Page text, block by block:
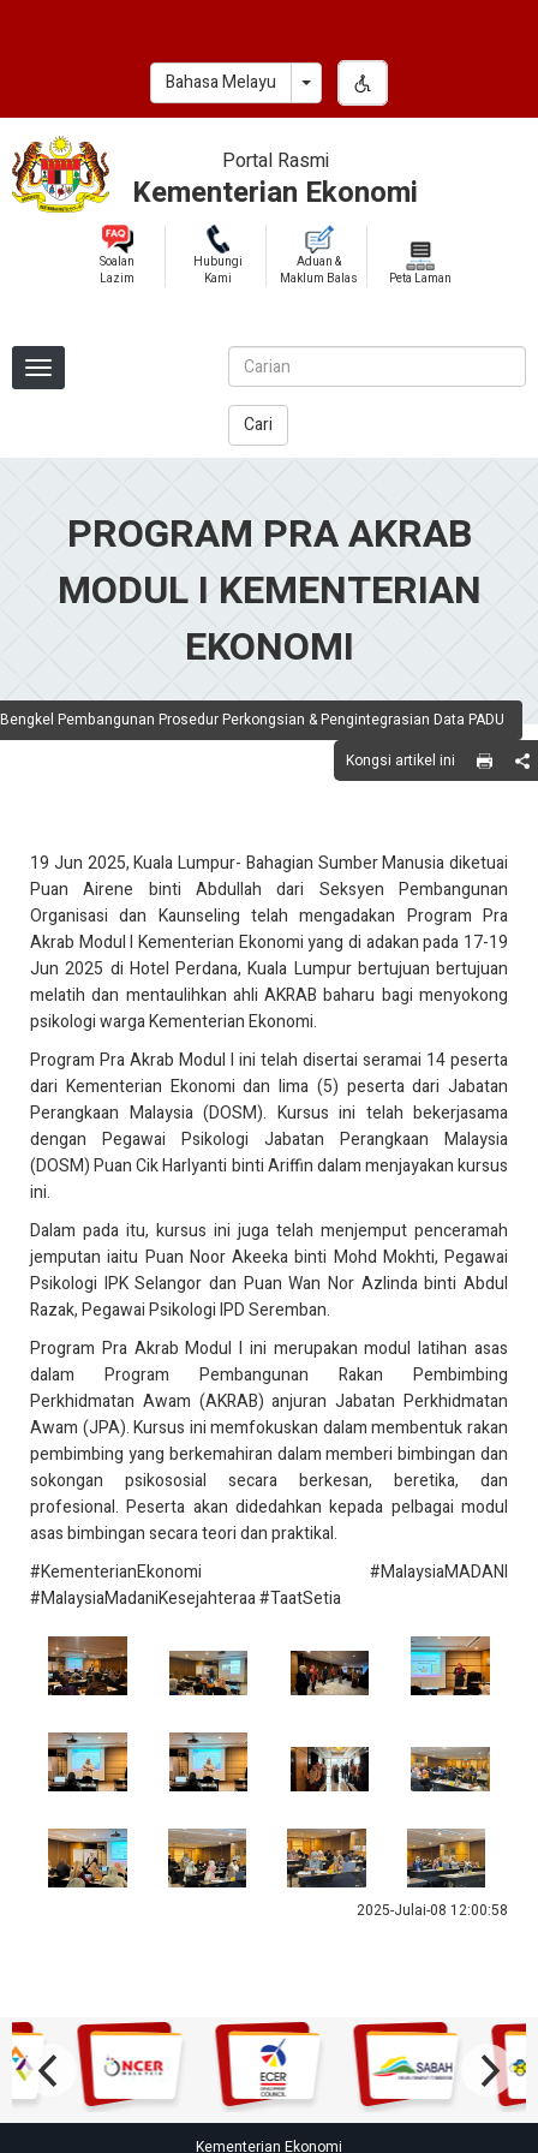
Bahasa Melayu Toggle Dropdown
Portal Rasmi
Kementerian Ekonomi
Soalan
Lazim
Hubungi
Kami
Aduan &
Maklum Balas
Peta Laman
Cari
PROGRAM PRA AKRAB
MODUL I KEMENTERIAN
EKONOMI
Bengkel Pembangunan Prosedur Perkongsian & Pengintegrasian Data PADU
Kongsi artikel ini
19 Jun 2025, Kuala Lumpur- Bahagian Sumber Manusia diketuai
Puan Airene binti Abdullah dari Seksyen Pembangunan
Organisasi dan Kaunseling telah mengadakan Program Pra
Akrab Modul I Kementerian Ekonomi yang di adakan pada 17-19
Jun 2025 di Hotel Perdana, Kuala Lumpur bertujuan bertujuan
melatih dan mentaulihkan ahli AKRAB baharu bagi menyokong
psikologi warga Kementerian Ekonomi.
Program Pra Akrab Modul I ini telah disertai seramai 14 peserta
dari Kementerian Ekonomi dan lima (5) peserta dari Jabatan
Perangkaan Malaysia (DOSM). Kursus ini telah bekerjasama
dengan Pegawai Psikologi Jabatan Perangkaan Malaysia
(DOSM) Puan Cik Harlyanti binti Ariffin dalam menjayakan kursus
ini.
Dalam pada itu, kursus ini juga telah menjemput penceramah
jemputan iaitu Puan Noor Akeeka binti Mohd Mokhti, Pegawai
Psikologi IPK Selangor dan Puan Wan Nor Azlinda binti Abdul
Razak, Pegawai Psikologi IPD Seremban.
Program Pra Akrab Modul I ini merupakan modul latihan asas
dalam Program Pembangunan Rakan Pembimbing
Perkhidmatan Awam (AKRAB) anjuran Jabatan Perkhidmatan
Awam (JPA). Kursus ini memfokuskan dalam membentuk rakan
pembimbing yang berkemahiran dalam memberi bimbingan dan
sokongan psikososial secara berkesan, beretika, dan
profesional. Peserta akan didedahkan kepada pelbagai modul
asas bimbingan secara teori dan praktikal.
#KementerianEkonomi #MalaysiaMADANI
#MalaysiaMadaniKesejahteraa #TaatSetia
2025-Julai-08 12:00:58
Kementerian Ekonomi